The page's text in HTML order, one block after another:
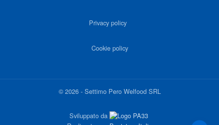
Privacy policy
Cookie policy
©2026- Settimo Pero Welfood SRL
Sviluppato da